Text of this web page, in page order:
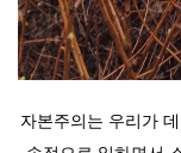
자본주의는 우리가